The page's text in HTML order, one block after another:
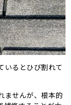
いるとひび割れて
ませんが、根本的